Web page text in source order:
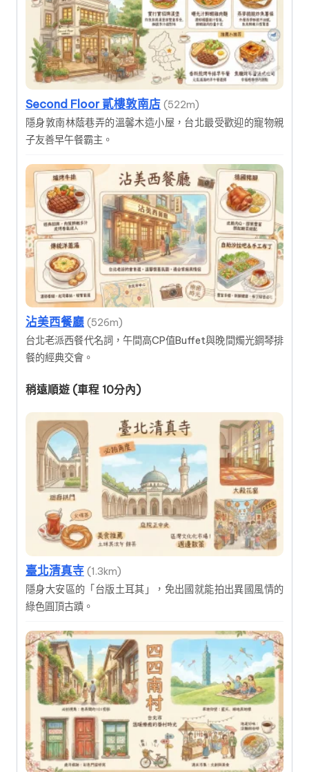
Second Floor 貳樓敦南店 (522m)
隱身敦南林蔭巷弄的溫馨木造小屋，台北最受歡迎的寵物親
子友善早午餐霸主。
沾美西餐廳 (526m)
台北老派西餐代名詞，午間高CP值Buffet與晚間燭光鋼琴排
餐的經典交會。
稍遠順遊 (車程 10分內)
臺北清真寺 (1.3km)
隱身大安區的「台版土耳其」，免出國就能拍出異國風情的
綠色圓頂古蹟。